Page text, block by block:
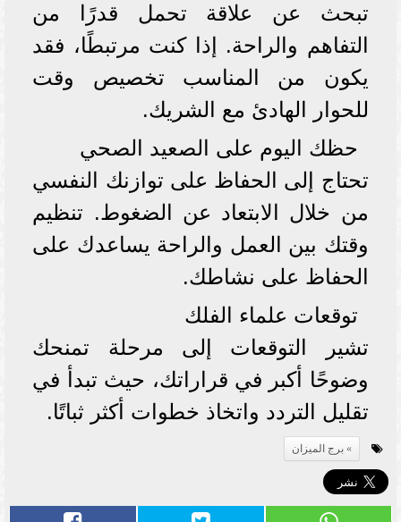
تبحث عن علاقة تحمل قدرًا من
التفاهم والراحة. إذا كنت مرتبطًا، فقد
يكون من المناسب تخصيص وقت
للحوار الهادئ مع الشريك.
حظك اليوم على الصعيد الصحي
تحتاج إلى الحفاظ على توازنك النفسي
من خلال الابتعاد عن الضغوط. تنظيم
وقتك بين العمل والراحة يساعدك على
الحفاظ على نشاطك.
توقعات علماء الفلك
تشير التوقعات إلى مرحلة تمنحك
وضوحًا أكبر في قراراتك، حيث تبدأ في
تقليل التردد واتخاذ خطوات أكثر ثباتًا.
برج الميزان